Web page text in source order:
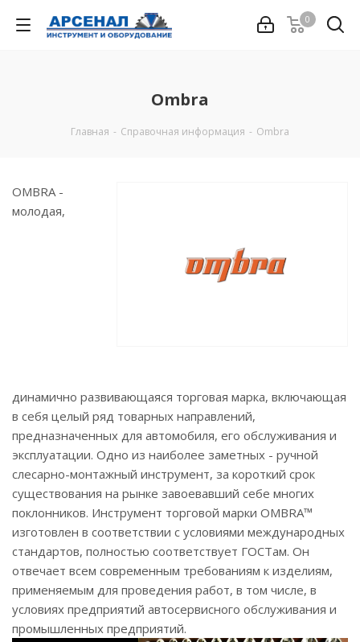
0
Ombra
Главная - Справочная информация - Ombra
OMBRA -
молодая,
динамично развивающаяся торговая марка, включающая
в себя целый ряд товарных направлений,
предназначенных для автомобиля, его обслуживания и
эксплуатации. Одно из наиболее заметных - ручной
слесарно-монтажный инструмент, за короткий срок
существования на рынке завоевавший себе многих
поклонников. Инструмент торговой марки OMBRA™
изготовлен в соответствии с условиями международных
стандартов, полностью соответствует ГОСТам. Он
отвечает всем современным требованиям к изделиям,
применяемым для проведения работ, в том числе, в
условиях предприятий автосервисного обслуживания и
промышленных предприятий.